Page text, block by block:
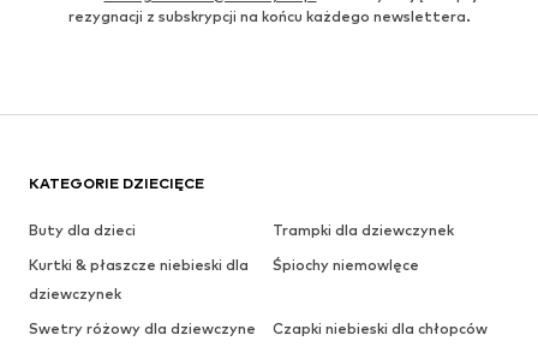
rezygnacji z subskrypcji na końcu każdego newslettera.
KATEGORIE DZIECIĘCE
Buty dla dzieci
Trampki dla dziewczynek
Kurtki & płaszcze niebieski dla
dziewczynek
Śpiochy niemowlęce
Swetry różowy dla dziewczyne
Czapki niebieski dla chłopców